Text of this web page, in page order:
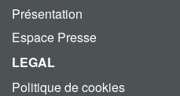
Présentation
Espace Presse
LEGAL
Politique de cookies